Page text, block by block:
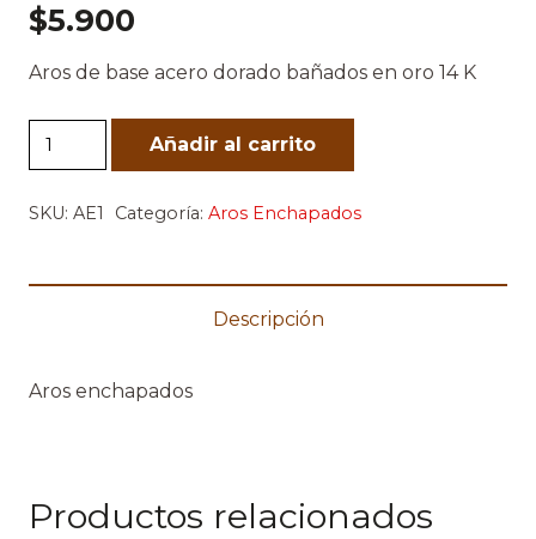
$5.900
Aros de base acero dorado bañados en oro 14 K
Drop
Pearl
cantidad
Añadir al carrito
SKU: AE1 Categoría: Aros Enchapados
Descripción
Aros enchapados
Productos relacionados